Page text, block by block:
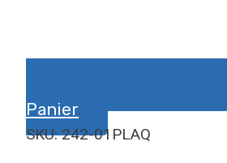
Panier
SKU: 242-01PLAQ